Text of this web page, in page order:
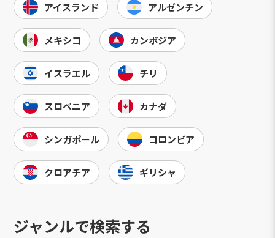
アイスランド アルゼンチン
メキシコ カンボジア
イスラエル チリ
スロベニア カナダ
シンガポール コロンビア
クロアチア ギリシャ
ジャンルで検索する